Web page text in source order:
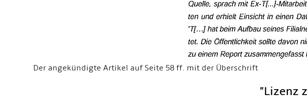
Der angekündigte Artikel auf Seite 58 ff. mit der Überschrift
"Lizenz